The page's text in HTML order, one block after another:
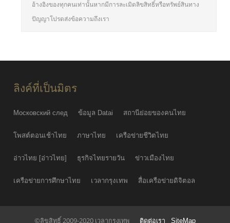
อ้างอิงของทุกคนเท่านั้นหากมีการละเมิดลิขสิทธิ์หรือทรัพย์สินทาง
ปัญญาโปรดส่งข้อความถึงเรา
ลิงค์ที่เป็นมิตร
Московский след ข้อมูล Datai สถานีย่อยของคนไทย
โพสต์ตอนเช้าไทย ภาษาไทย เครือข่ายชีวิตไทย
อ่าวไทย [อ่าวไทย] ธุรกิจไทยรายวัน ข่าวเมืองไทย
เครือข่ายการศึกษาไทย เวลากรุงเทพ สื่อเครือข่ายดิจิตอล
©ลิขสิทธิ์ 2009-2020 เวลากรุงเทพ ติดต่อเรา SiteMap